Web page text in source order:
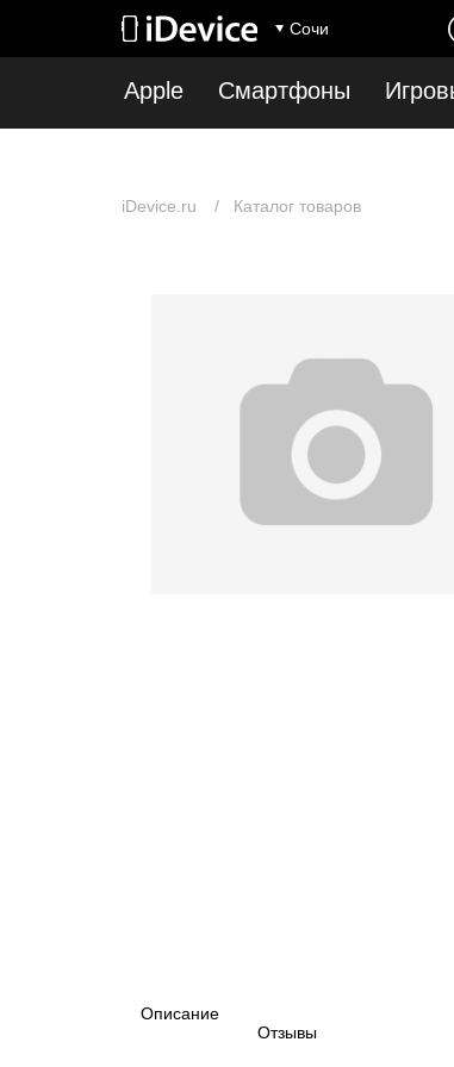
: Undefined index: first_show_in_stock in /var/www/www-
root/data/www/idevice.ru/catalog/model/catalog/category.php
on
Сочи
Apple Смартфоны
iDevice.ru Каталог товаров
Описание
Отзывы